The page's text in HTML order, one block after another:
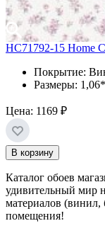
HC71792-15 Home
Покрытие:
Размеры:
Цена: 1169 ₽
В корзину
Каталог обоев
удивительный мир
материалов (винил,
помещения!